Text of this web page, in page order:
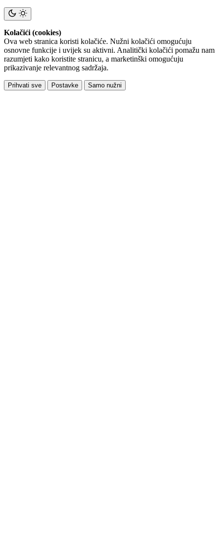
Kolačići (cookies)
Ova web stranica koristi kolačiće. Nužni kolačići omogućuju
osnovne funkcije i uvijek su aktivni. Analitički kolačići pomažu nam
razumjeti kako koristite stranicu, a marketinški omogućuju
prikazivanje relevantnog sadržaja.
Prihvati sve Postavke Samo nužni